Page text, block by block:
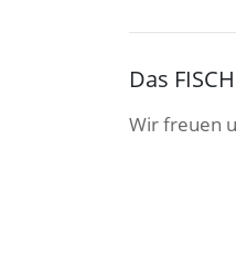
Das
Wir freuen